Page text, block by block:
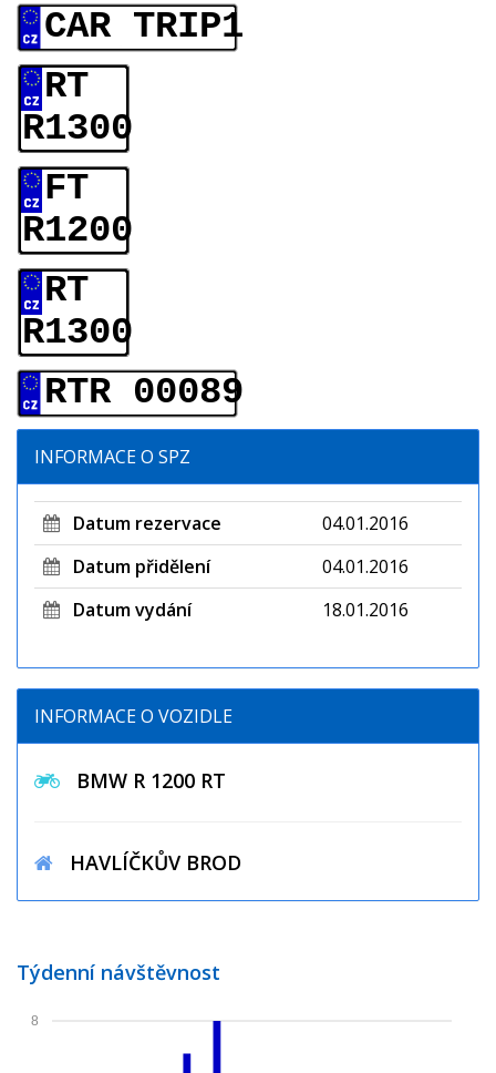
CAR TRIP1
RT
R1300
FT
R1200
RT
R1300
RTR 00089
INFORMACE O SPZ
Datum rezervace
04.01.2016
Datum přidělení
04.01.2016
Datum vydání
18.01.2016
INFORMACE O VOZIDLE
BMW R 1200 RT
HAVLÍČKŮV BROD
Týdenní návštěvnost
8